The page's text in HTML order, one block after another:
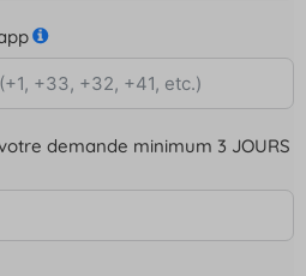
demande minimum 3 JOURS